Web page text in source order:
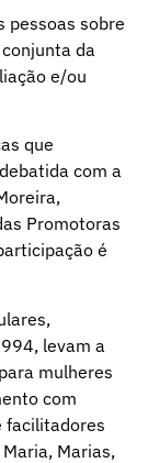
pessoas sobre
da
e/ou
que
com a
Promotoras
é
levam a
mulheres
com
facilitadores
Marias,